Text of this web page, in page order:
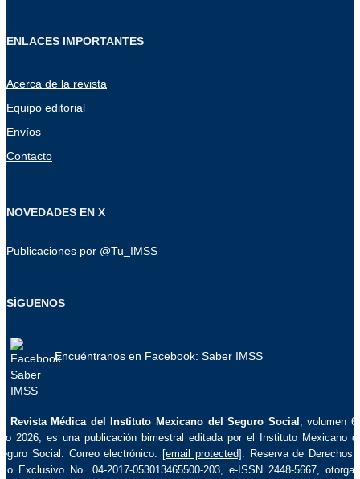
ENLACES IMPORTANTES
Acerca de la revista
Equipo editorial
Envíos
Contacto
NOVEDADES EN X
Publicaciones por @Tu_IMSS
SÍGUENOS
Encuéntranos en Facebook: Saber IMSS
Revista Médica del Instituto Mexicano del Seguro Social , volumen
2026, es una publicación bimestral editada por el Instituto Mexicano
Social. Correo electrónico: [email protected] . Reserva de Derechos
Exclusivo No. 04-2017-053013465500-203, e-ISSN 2448-5667,